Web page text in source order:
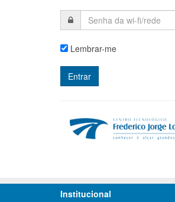
Lembrar-me
Institucional